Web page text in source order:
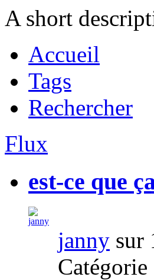
A short
Accueil
Tags
Rechercher
Flux
est-ce que
janny sur
Catégorie